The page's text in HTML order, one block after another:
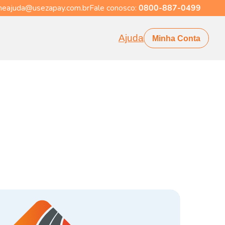
Fale conosco: 0800-887-0499
Ajuda Minha Conta